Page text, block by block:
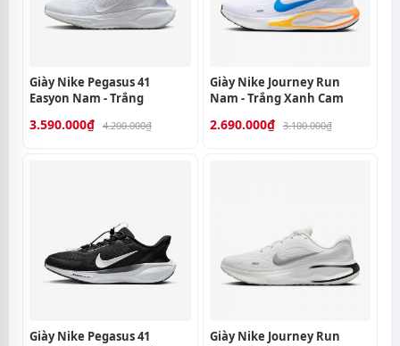
Giày Nike Pegasus 41
Easyon Nam - Trắng
3.590.000₫ 4.200.000₫
Giày Nike Journey Run
Nam - Trắng Xanh Cam
2.690.000₫ 3.100.000₫
Giày Nike Pegasus 41
Giày Nike Journey Run